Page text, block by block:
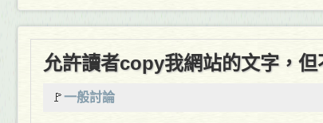
允許讀者copy我網站的文字，
🚩一般討論